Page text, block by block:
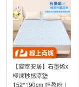
【寢室安居】石墨烯x
極凍秒感涼墊
152*190cm 輕盈粉｜